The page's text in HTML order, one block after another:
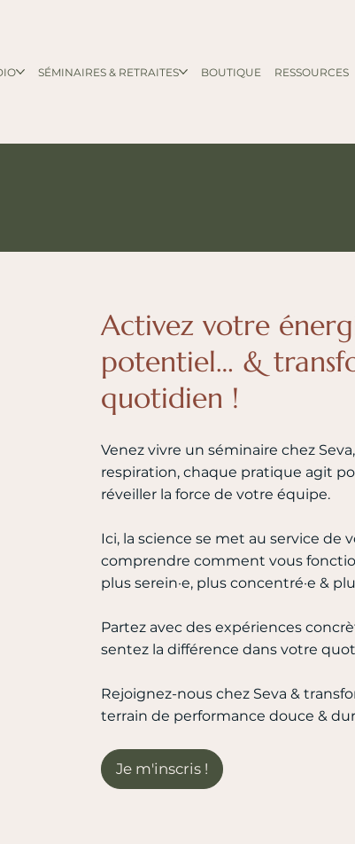
SÉMINAIRES & RETRAITES BOUTIQUE RESSOURCES
Activez votre
potentiel… &
quotidien !
Venez vivre un séminaire chez
respiration, chaque pratique agit
réveiller la force de votre équipe.
Ici, la science se met au service de
comprendre comment vous
plus serein·e, plus concentré·e &
Partez avec des expériences
sentez la différence dans votre
Rejoignez-nous chez Seva &
terrain de performance douce &
Je m'inscris !